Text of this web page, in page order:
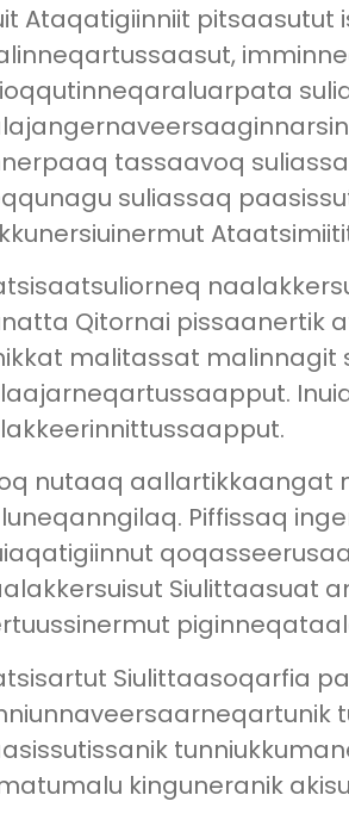
Ataqatigiinniit
tassaavoq
suliassaq
Qitornai pissaanertik
malitassat malinnagit
nutaaq aallartikkaangat
Piffissaq
Siulittaasuat
Siulittaasoqarfia
kinguneranik